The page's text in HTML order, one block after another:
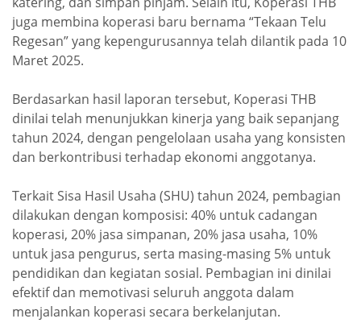
juga membina koperasi baru bernama “Tekaan Telu
Regesan” yang kepengurusannya telah dilantik pada 10
Maret 2025.
Berdasarkan hasil laporan tersebut, Koperasi THB
dinilai telah menunjukkan kinerja yang baik sepanjang
tahun 2024, dengan pengelolaan usaha yang konsisten
dan berkontribusi terhadap ekonomi anggotanya.
Terkait Sisa Hasil Usaha (SHU) tahun 2024, pembagian
dilakukan dengan komposisi: 40% untuk cadangan
koperasi, 20% jasa simpanan, 20% jasa usaha, 10%
untuk jasa pengurus, serta masing-masing 5% untuk
pendidikan dan kegiatan sosial. Pembagian ini dinilai
efektif dan memotivasi seluruh anggota dalam
menjalankan koperasi secara berkelanjutan.